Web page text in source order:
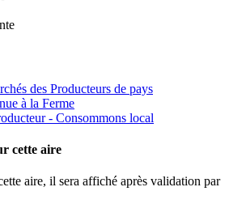
des Producteurs de pays
à la Ferme
- Consommons local
cette aire
aire, il sera affiché après validation par